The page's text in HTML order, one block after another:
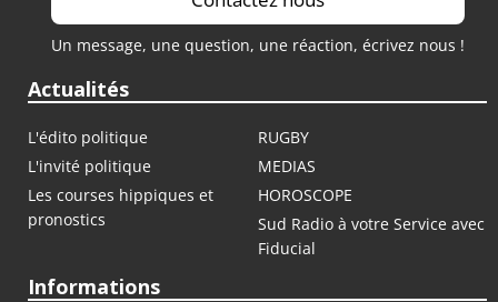
Un message, une question, une réaction, écrivez nous !
Actualités
L'édito politique
RUGBY
L'invité politique
MEDIAS
Les courses hippiques et
pronostics
HOROSCOPE
Sud Radio à votre Service avec
Fiducial
Informations